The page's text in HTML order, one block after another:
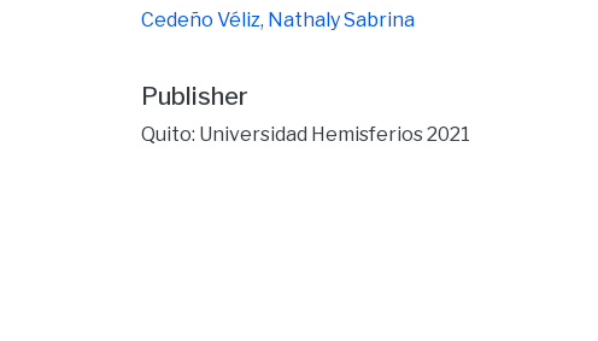
Cedeño Véliz, Nathaly Sabrina
Publisher
Quito: Universidad Hemisferios 2021